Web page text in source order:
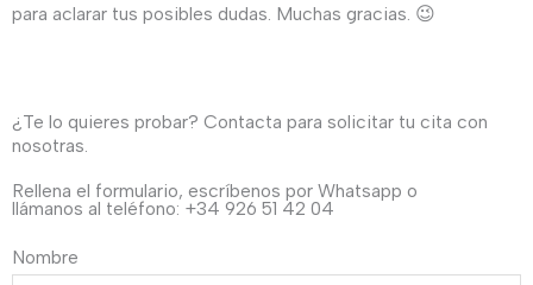
para aclarar tus posibles dudas. Muchas gracias. 😉
¿Te lo quieres probar? Contacta para solicitar tu cita con
nosotras.
Rellena el formulario, escríbenos por Whatsapp o
llámanos al teléfono: +34 926 51 42 04
Nombre